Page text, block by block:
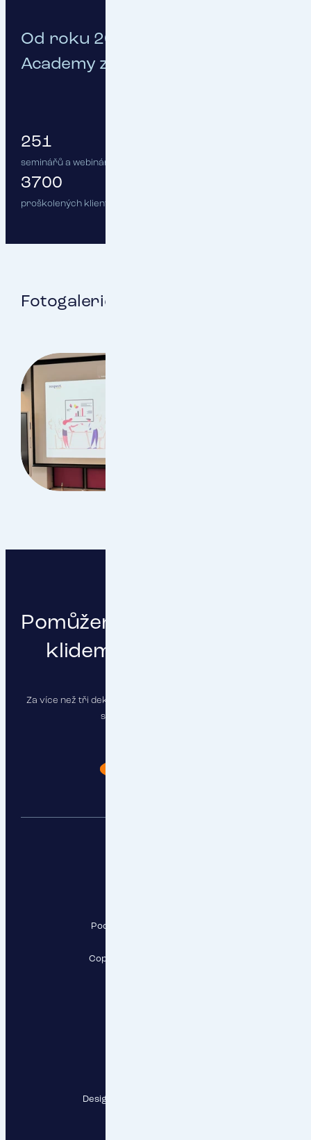
Od roku 2012 jsme v RESPECT
Academy zvládli:
251
seminářů a webinářů
3700
proškolených klientů
Fotogalerie
Pomůžeme vám podnikat s
klidem a čistou hlavou
Za více než tři dekády jsme pojistili stovky firem a najdeme
správné řešení i pro vás.
Pod Krčským lesem 2016/22,
Copyright RESPECT, a.s., 2026
Designed and developed by